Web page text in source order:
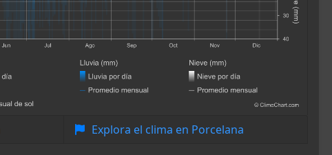
Explora el clima en Porcelana